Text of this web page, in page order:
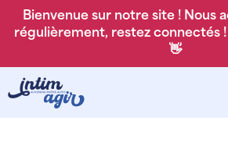
Bienvenue sur notre site ! Nous
régulièrement, restez connectés
👋